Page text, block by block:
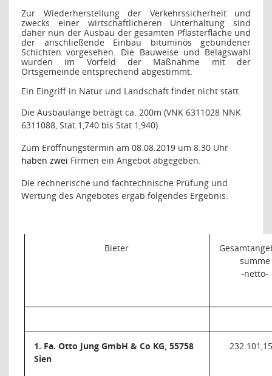
Zur Wiederherstellung der Verkehrssicherheit und
zwecks einer wirtschaftlicheren Unterhaltung sind
daher nun der Ausbau der gesamten Pflasterfläche und
der anschließende Einbau bituminös gebundener
Schichten vorgesehen. Die Bauweise und Belagswahl
wurden im Vorfeld der Maßnahme mit der
Ortsgemeinde entsprechend abgestimmt.
Ein Eingriff in Natur und Landschaft findet nicht statt.
Die Ausbaulänge beträgt ca. 200m (VNK 6311028 NNK
6311088, Stat.1,740 bis Stat 1,940).
Zum Eröffnungstermin am 08.08.2019 um 8:30 Uhr
haben zwei Firmen ein Angebot abgegeben.
Die rechnerische und fachtechnische Prüfung und
Wertung des Angebotes ergab folgendes Ergebnis:
Bieter
summe
-netto-
1. Fa. Otto Jung GmbH & Co KG, 55758
Sien